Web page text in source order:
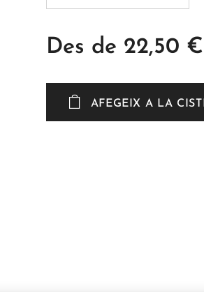
Des de 22,50 €
AFEGEIX A LA